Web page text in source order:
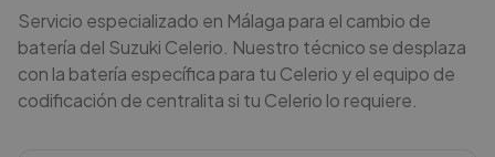
Servicio especializado en Málaga para el cambio de
batería del Suzuki Celerio. Nuestro técnico se desplaza
con la batería específica para tu Celerio y el equipo de
codificación de centralita si tu Celerio lo requiere.